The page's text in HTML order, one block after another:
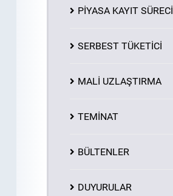
PİYASAKAYIT SÜRECİ
SERBEST TÜKETİCİ
MALİ UZLAŞTIRMA
TEMİNAT
BÜLTENLER
DUYURULAR